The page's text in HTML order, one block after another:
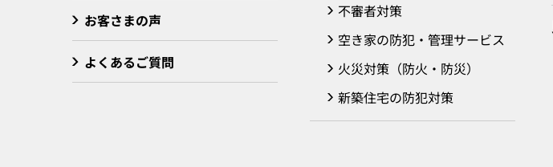
お客さまの声
よくあるご質問
不審者対策
空き家の防犯・管理サービス
火災対策（防火・防災）
新築住宅の防犯対策